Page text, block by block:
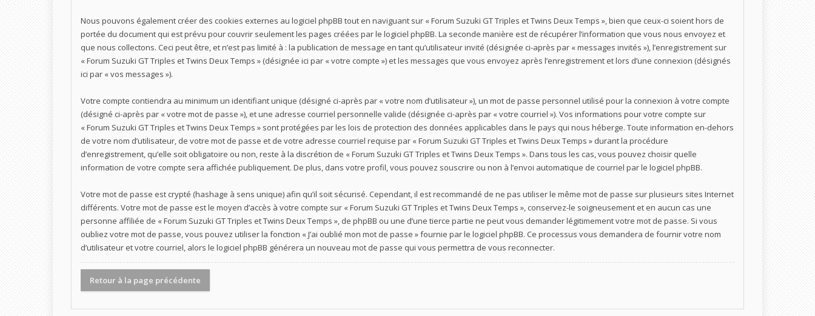
Nous pouvons également créer des cookies externes au logiciel phpBB tout en naviguant sur « Forum Suzuki GT Triples et Twins Deux Temps », bien que ceux-ci soient hors de
portée du document qui est prévu pour couvrir seulement les pages créées par le logiciel phpBB. La seconde manière est de récupérer l’information que vous nous envoyez et
que nous collectons. Ceci peut être, et n’est pas limité à : la publication de message en tant qu’utilisateur invité (désignée ci-après par « messages invités »), l’enregistrement sur
« Forum Suzuki GT Triples et Twins Deux Temps » (désignée ici par « votre compte ») et les messages que vous envoyez après l’enregistrement et lors d’une connexion (désignés
ici par « vos messages »).
Votre compte contiendra au minimum un identifiant unique (désigné ci-après par « votre nom d’utilisateur »), un mot de passe personnel utilisé pour la connexion à votre compte
(désigné ci-après par « votre mot de passe »), et une adresse courriel personnelle valide (désignée ci-après par « votre courriel »). Vos informations pour votre compte sur
« Forum Suzuki GT Triples et Twins Deux Temps » sont protégées par les lois de protection des données applicables dans le pays qui nous héberge. Toute information en-dehors
de votre nom d’utilisateur, de votre mot de passe et de votre adresse courriel requise par « Forum Suzuki GT Triples et Twins Deux Temps » durant la procédure
d’enregistrement, qu’elle soit obligatoire ou non, reste à la discrétion de « Forum Suzuki GT Triples et Twins Deux Temps ». Dans tous les cas, vous pouvez choisir quelle
information de votre compte sera affichée publiquement. De plus, dans votre profil, vous pouvez souscrire ou non à l’envoi automatique de courriel par le logiciel phpBB.
Votre mot de passe est crypté (hashage à sens unique) afin qu’il soit sécurisé. Cependant, il est recommandé de ne pas utiliser le même mot de passe sur plusieurs sites Internet
différents. Votre mot de passe est le moyen d’accès à votre compte sur « Forum Suzuki GT Triples et Twins Deux Temps », conservez-le soigneusement et en aucun cas une
personne affiliée de « Forum Suzuki GT Triples et Twins Deux Temps », de phpBB ou une d’une tierce partie ne peut vous demander légitimement votre mot de passe. Si vous
oubliez votre mot de passe, vous pouvez utiliser la fonction « J’ai oublié mon mot de passe » fournie par le logiciel phpBB. Ce processus vous demandera de fournir votre nom
d’utilisateur et votre courriel, alors le logiciel phpBB générera un nouveau mot de passe qui vous permettra de vous reconnecter.
Retour à la page précédente